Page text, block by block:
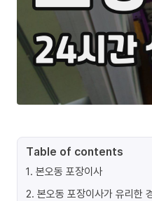
Table of contents
1. 본오동 포장이사
2. 본오동 포장이사가 유리한